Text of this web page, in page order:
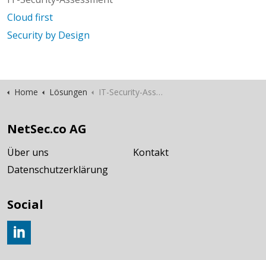
Cloud first
Security by Design
Home Lösungen IT-Security-Assessment
NetSec.co AG
Über uns
Kontakt
Datenschutzerklärung
Social